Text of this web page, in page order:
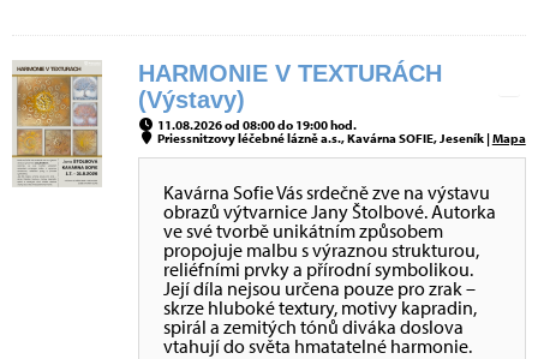
HARMONIE V TEXTURÁCH
(Výstavy)
11.08.2026 od 08:00 do 19:00 hod.
Priessnitzovy léčebné lázně a.s., Kavárna SOFIE, Jeseník |Mapa
Kavárna Sofie Vás srdečně zve na výstavu
obrazů výtvarnice Jany Štolbové. Autorka
ve své tvorbě unikátním způsobem
propojuje malbu s výraznou strukturou,
reliéfními prvky a přírodní symbolikou.
Její díla nejsou určena pouze pro zrak –
skrze hluboké textury, motivy kapradin,
spirál a zemitých tónů diváka doslova
vtahují do světa hmatatelné harmonie.